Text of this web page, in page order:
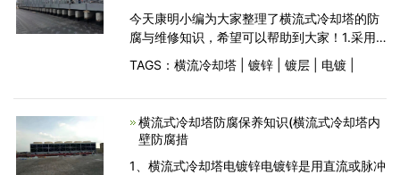
今天康明小编为大家整理了横流式冷却塔的防
腐与维修知识，希望可以帮助到大家！1.采用
直流或脉冲电流电解法，在碳钢管外表面沉积
横流冷却塔电镀锌。锌镀层厚度一般为
TAGS： 横流冷却塔| 镀锌| 镀层| 电镀|
横流式冷却塔防腐保养知识(横流式冷却塔内
壁防腐措
1、横流式冷却塔电镀锌电镀锌是用直流或脉冲